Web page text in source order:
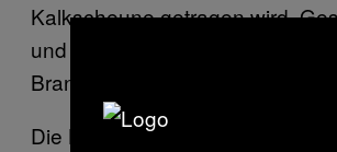
Kalkscheune getragen wird.
und Besitzer der ersten drei ist
Brandt.
Die Betreiber des Festsaals